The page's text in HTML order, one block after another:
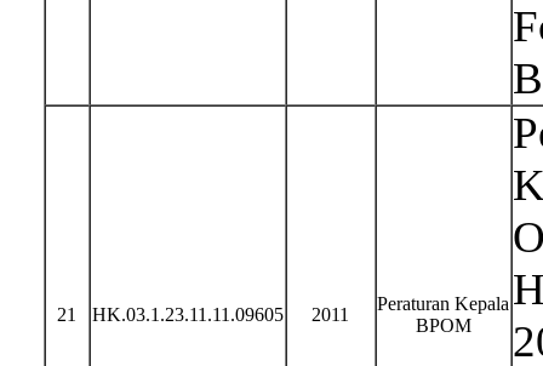
21 HK.03.1.23.11.11.09605 2011
Peraturan Kepala
BPOM